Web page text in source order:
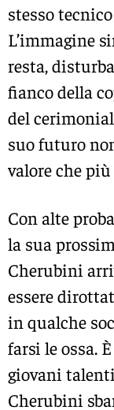
stesso
L’immagine
resta,
fianco della
del
suo futuro
valore che
Con alte
la sua
Cherubini
essere
in qualche
farsi le ossa.
giovani
Cherubini